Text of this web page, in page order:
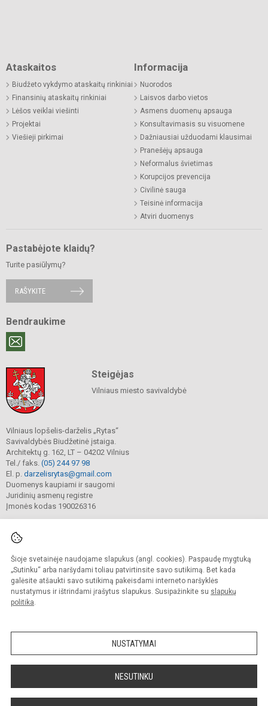
Šioje svetainėje naudojame slapukus (angl. cookies). Paspaudę mygtuką
„Sutinku“ arba naršydami toliau patvirtinsite savo sutikimą. Bet kada
galėsite atšaukti savo sutikimą pakeisdami interneto naršyklės
nustatymus ir ištrindami įrašytus slapukus. Susipažinkite su slapukų
politika.
NUSTATYMAI
NESUTINKU
Ataskaitos
Biudžeto vykdymo ataskaitų rinkiniai
Finansinių ataskaitų rinkiniai
Lėšos veiklai viešinti
Projektai
Viešieji pirkimai
Informacija
Nuorodos
Laisvos darbo vietos
Asmens duomenų apsauga
Konsultavimasis su visuomene
Dažniausiai užduodami klausimai
Pranešėjų apsauga
Neformalus švietimas
Korupcijos prevencija
Civilinė sauga
Teisinė informacija
Atviri duomenys
Pastabėjote klaidų?
Turite pasiūlymų?
RAŠYKITE
Bendraukime
Steigėjas
Vilniaus miesto savivaldybė
Vilniaus lopšelis-darželis „Rytas“
Savivaldybės Biudžetinė įstaiga.
Architektų g. 162, LT – 04202 Vilnius
Tel./ faks. (05) 244 97 98
El. p. darzelisrytas@gmail.com
Duomenys kaupiami ir saugomi
Juridinių asmenų registre
Įmonės kodas 190026316
© 2025. Vilniaus lopšelis-darželis „Rytas“. Visos teisės saugomos.
Kopijuoti turinį be raštiško darželio sutikimo griežtai draudžiama.
Prieinamumo paraiška Slapukų valdymas
Sumanus būdas atnaujinti